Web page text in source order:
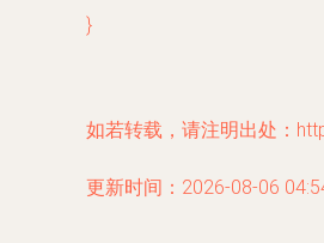
}
如若转载，请注明出处：
更新时间：2026-08-06